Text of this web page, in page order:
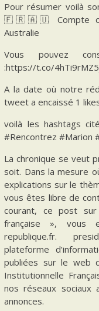
Pour résumer voilà
🇫🇷🇦🇺 Compte
Australie
Vous pouvez
:https://t.co/
A la date où notre
tweet a encaissé 1
voilà les hashtags
#Rencontrez #Marion
La chronique se veut
soit. Dans la mesure
explications sur le
vous êtes libre de
courant, ce post
française », vous
republique.fr.
plateforme
publiées sur le web
Institutionnelle
nos réseaux sociaux
annonces.